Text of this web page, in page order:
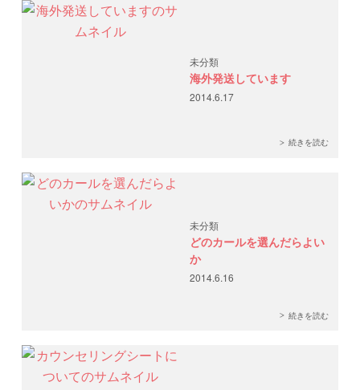
未分類
海外発送しています
2014.6.17
続きを読む
未分類
どのカールを選んだらよい
か
2014.6.16
続きを読む